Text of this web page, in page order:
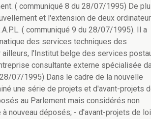
( communiqué 8 du 28/07/1995) De
et l'extension de deux
( communiqué 9 du 28/07/1995). Il a
des services techniques des
l'Institut belge des services
consultante externe spécialisée
07/1995) Dans le cadre de la nouvelle
une série de projets et d'avant-projets
au Parlement mais considérés non
nouveau déposés; - d'avant-projets de loi